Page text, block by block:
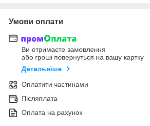
Умови оплати
Ви отримаєте замовлення
або гроші повернуться на вашу картку
Детальніше
Оплатити частинами
Післяплата
Оплата на рахунок